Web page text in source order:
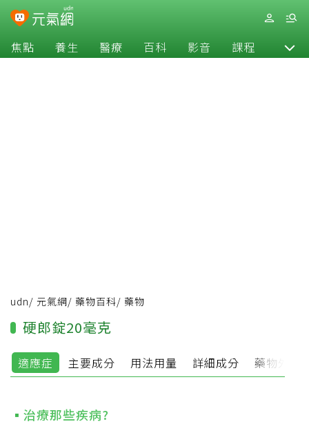
焦點 養生 醫療 百科 影音 課程 退休
udn/ 元氣網/ 藥物百科/ 藥物
硬郎錠20毫克
適應症 主要成分 用法用量 詳細成分 藥物外觀
治療那些疾病?